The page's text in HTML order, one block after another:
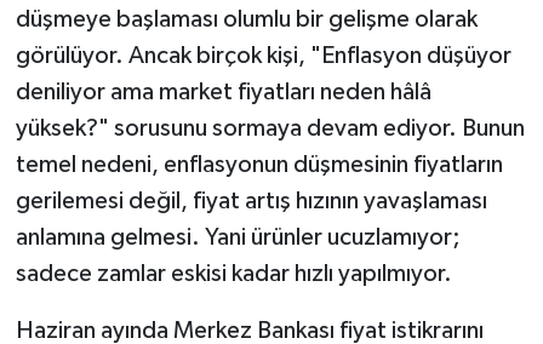
düşmeye başlaması olumlu bir gelişme olarak
görülüyor. Ancak birçok kişi, "Enflasyon düşüyor
deniliyor ama market fiyatları neden hâlâ
yüksek?" sorusunu sormaya devam ediyor. Bunun
temel nedeni, enflasyonun düşmesinin fiyatların
gerilemesi değil, fiyat artış hızının yavaşlaması
anlamına gelmesi. Yani ürünler ucuzlamıyor;
sadece zamlar eskisi kadar hızlı yapılmıyor.
Haziran ayında Merkez Bankası fiyat istikrarını